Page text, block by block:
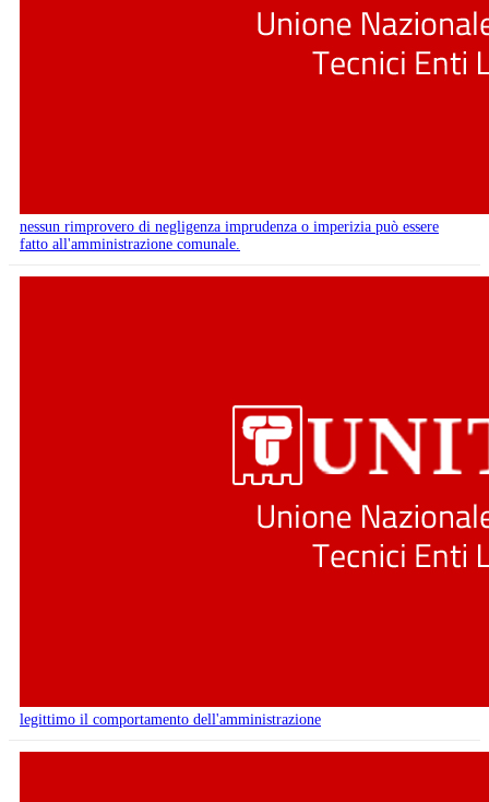
nessun rimprovero di negligenza imprudenza o imperizia può essere
fatto all'amministrazione comunale.
legittimo il comportamento dell'amministrazione